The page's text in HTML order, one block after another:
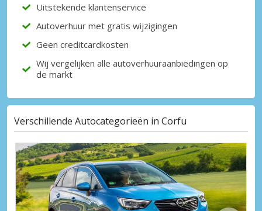
Uitstekende klantenservice
Autoverhuur met gratis wijzigingen
Geen creditcardkosten
Wij vergelijken alle autoverhuuraanbiedingen op
de markt
Verschillende Autocategorieën in Corfu